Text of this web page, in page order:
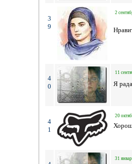
3
9
2
4
0
11
Я
4
1
20
31